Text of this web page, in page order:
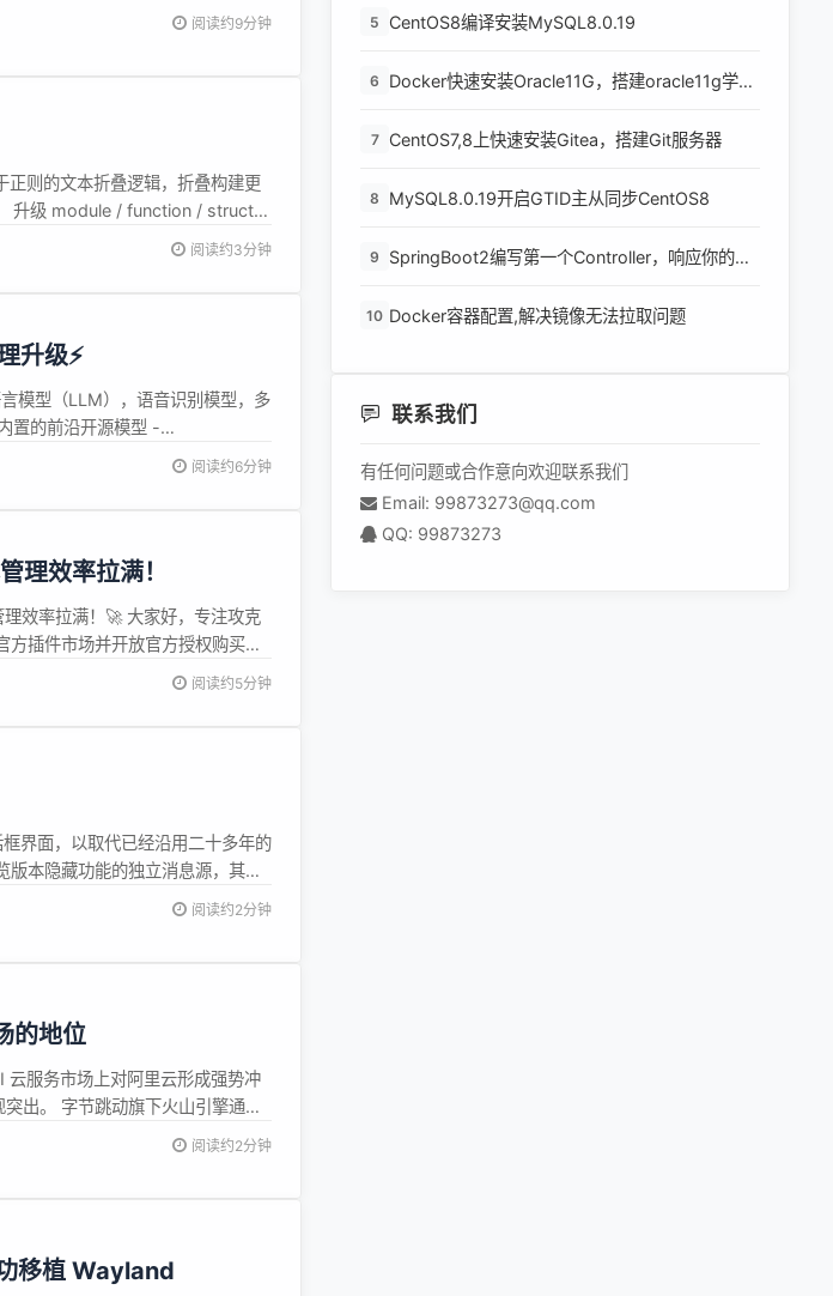
开关”配置项
阅读约9分钟
正则的文本折叠逻辑，折叠构建更
升级 module / function / struct /
阅读约3分钟
升级⚡
模型（LLM），语音识别模型，多
置的前沿开源模型 -
阅读约6分钟
效率拉满！
效率拉满！🚀 大家好，专注攻克
插件市场并开放官方授权购买！
阅读约5分钟
界面，以取代已经沿用二十多年的
本隐藏功能的独立消息源，其公
Windows 11 的整体设计语言。
阅读约2分钟
的地位
服务市场上对阿里云形成强势冲
出。 字节跳动旗下火山引擎通过
仅通过火山引擎对外提供服
阅读约2分钟
移植 Wayland
5 CentOS8编译安装MySQL8.0.19
6
Docker快速安装Oracle11G，搭建oracle11g学习
7 CentOS7,8上快速安装Gitea，搭建Git服务器
8 MySQL8.0.19开启GTID主从同步CentOS8
9
SpringBoot2编写第一个Controller，响应你的
10 Docker容器配置,解决镜像无法拉取问题
联系我们
有任何问题或合作意向欢迎联系我们
Email: 99873273@qq.com
QQ: 99873273